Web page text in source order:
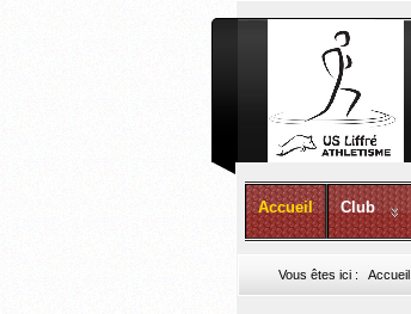
Accueil Club
Vous êtes ici :Accueil